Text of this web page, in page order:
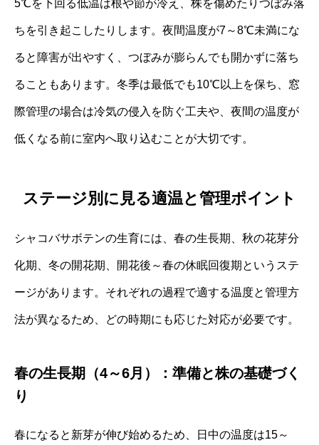
5℃を下回る低温は根や節が冷え、株を傷めたりつぼみ落
ちを引き起こしたりします。夜間温度が7～8℃未満にな
ると障害が出やすく、つぼみが膨らんでも開かずに落ち
ることもあります。冬季は最低でも10℃以上を保ち、窓
際管理の場合は冷気の侵入を防ぐ工夫や、夜間の温度が
低くなる前に室内へ取り込むことが大切です。
ステージ別に見る適温と管理ポイント
シャコバサボテンの生育には、春の生長期、秋の花芽分
化期、冬の開花期、開花後～春の休眠回復期というステ
ージがあります。それぞれの過程で適する温度と管理方
法が異なるため、どの時期にも応じた対応が必要です。
春の生長期（4～6月）：準備と株の基礎づく
り
春になると新芽が伸び始めるため、日中の温度は15～